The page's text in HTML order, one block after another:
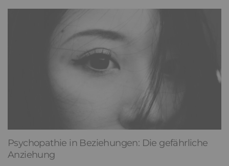
Psychopathie in Beziehungen: Die gefährliche
Anziehung